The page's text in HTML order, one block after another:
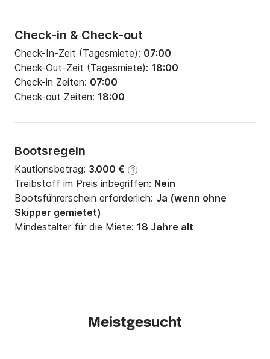
Check-in & Check-out
Check-In-Zeit (Tagesmiete): 07:00
Check-Out-Zeit (Tagesmiete): 18:00
Check-in Zeiten: 07:00
Check-out Zeiten: 18:00
Bootsregeln
Kautionsbetrag: 3.000 € ?
Treibstoff im Preis inbegriffen: Nein
Bootsführerschein erforderlich: Ja (wenn ohne
Skipper gemietet)
Mindestalter für die Miete: 18 Jahre alt
Meistgesucht